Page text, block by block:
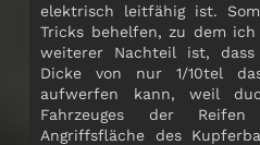
elektrisch leitfähig ist.
Tricks behelfen, zu dem
weiterer Nachteil ist,
Dicke von nur 1/10tel
aufwerfen kann, weil
Fahrzeuges der
Angriffsfläche des